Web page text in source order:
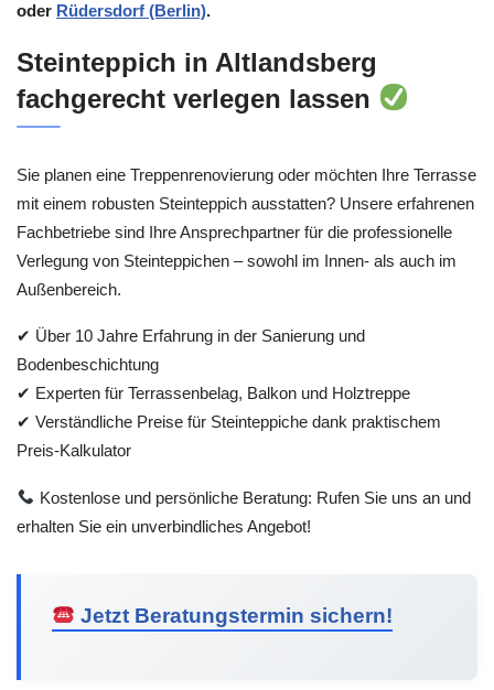
oder Rüdersdorf (Berlin).
Steinteppich in Altlandsberg
fachgerecht verlegen lassen
Sie planen eine Treppenrenovierung oder möchten Ihre Terrasse
mit einem robusten Steinteppich ausstatten? Unsere erfahrenen
Fachbetriebe sind Ihre Ansprechpartner für die professionelle
Verlegung von Steinteppichen – sowohl im Innen- als auch im
Außenbereich.
✔ Über 10 Jahre Erfahrung in der Sanierung und
Bodenbeschichtung
✔ Experten für Terrassenbelag, Balkon und Holztreppe
✔ Verständliche Preise für Steinteppiche dank praktischem
Preis-Kalkulator
Kostenlose und persönliche Beratung: Rufen Sie uns an und
erhalten Sie ein unverbindliches Angebot!
Jetzt Beratungstermin sichern!